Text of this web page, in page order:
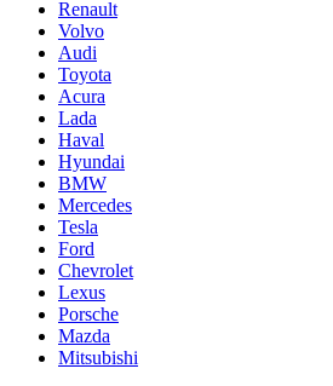
Renault
Volvo
Audi
Toyota
Acura
Lada
Haval
Hyundai
BMW
Mercedes
Tesla
Ford
Chevrolet
Lexus
Porsche
Mazda
Mitsubishi